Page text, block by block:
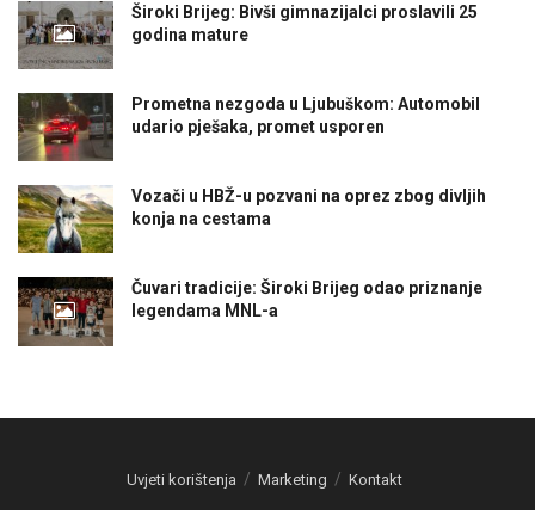
Široki Brijeg: Bivši gimnazijalci proslavili 25
godina mature
Prometna nezgoda u Ljubuškom: Automobil
udario pješaka, promet usporen
Vozači u HBŽ-u pozvani na oprez zbog divljih
konja na cestama
Čuvari tradicije: Široki Brijeg odao priznanje
legendama MNL-a
Uvjeti korištenja Marketing Kontakt